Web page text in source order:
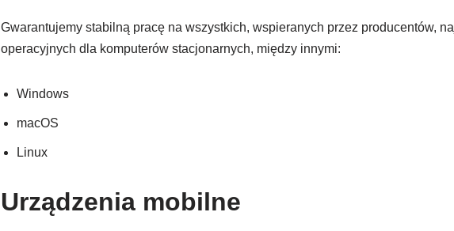
Gwarantujemy stabilną pracę na wszystkich, wspieranych przez producentów,
operacyjnych dla komputerów stacjonarnych, między innymi:
Windows
macOS
Linux
Urządzenia mobilne